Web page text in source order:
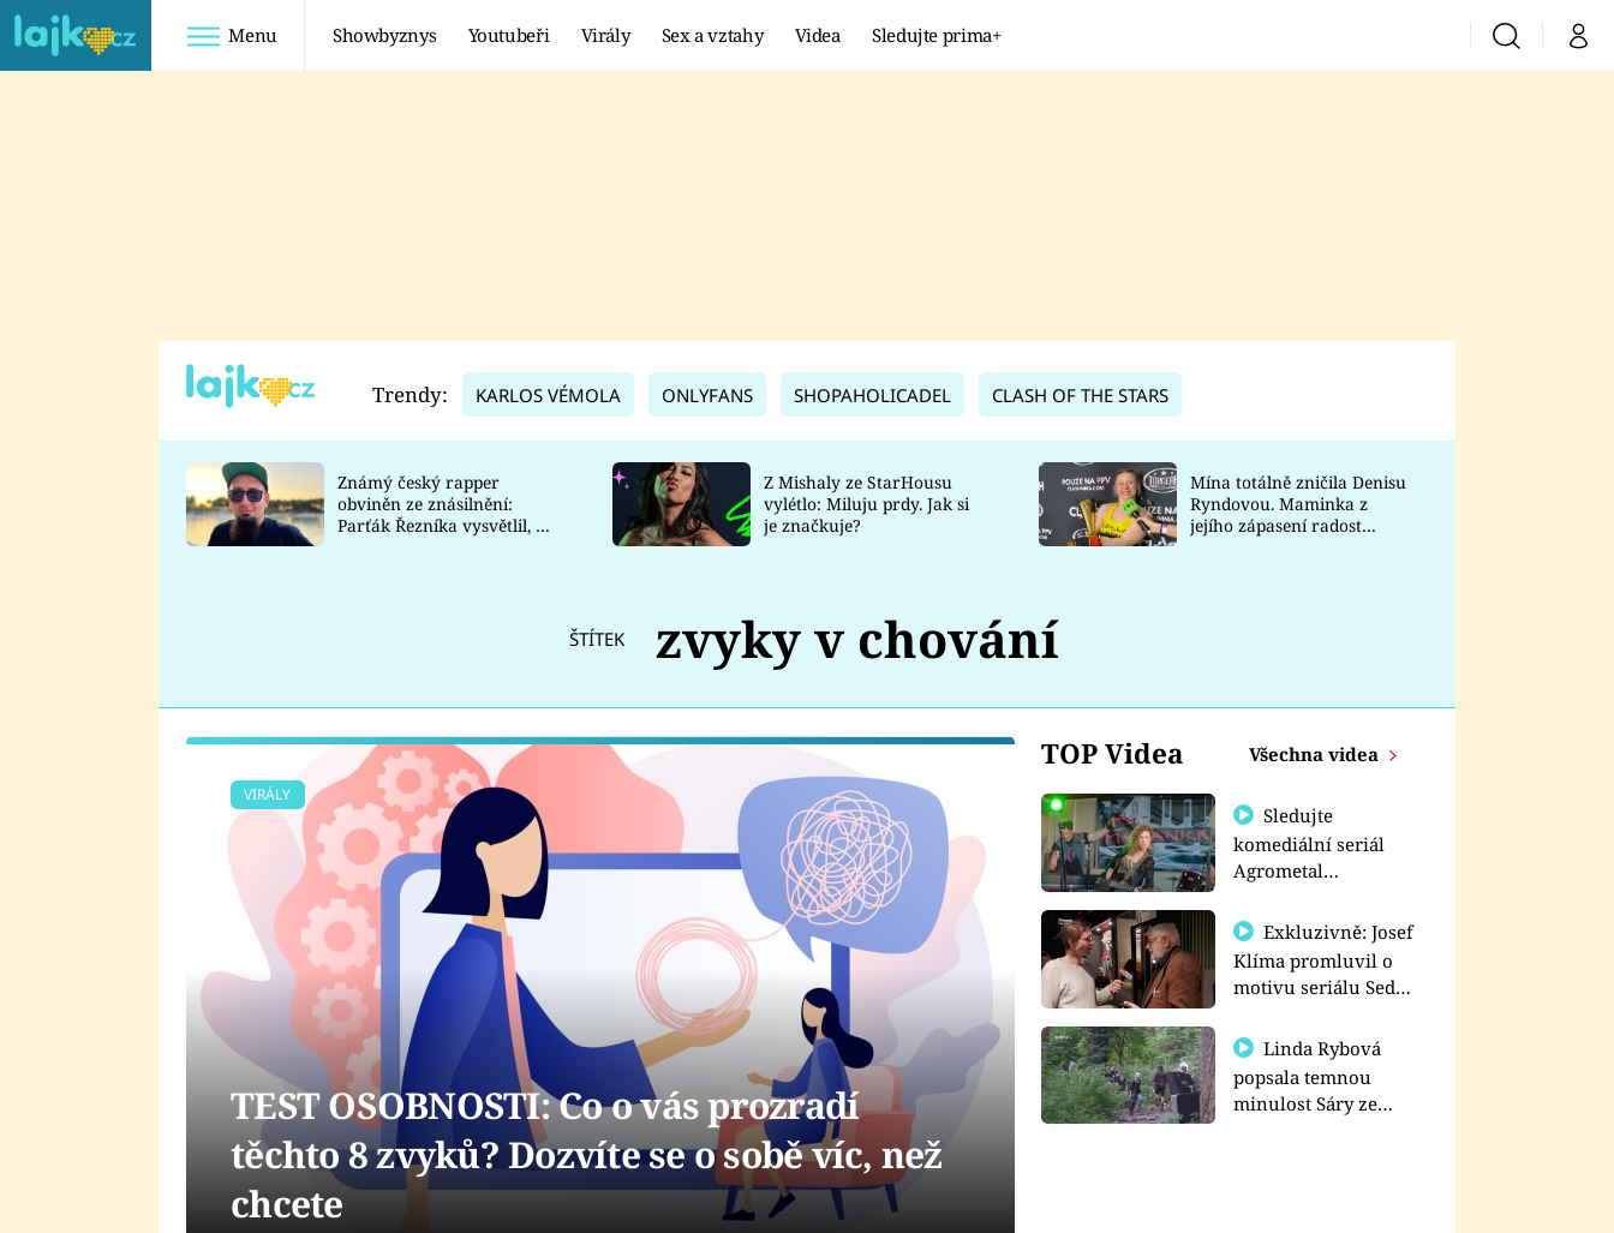
Menu Showbyznys Youtubeři Virály Sex a vztahy Videa Sledujte prima+ VyhledáváníMůj
TADEÁŠ KUBĚNKA
DATEL
Prima Lajk
Sledujte nás
Trendy: KARLOS VÉMOLA ONLYFANS SHOPAHOLICADEL CLASH OF THE STARS
Známý český rapper
obviněn ze znásilnění:
Parťák Řezníka vysvětlil, co
Z Mishaly ze StarHousu
vylétlo: Miluju prdy. Jak si
je značkuje?
Mína totálně zničila Denisu
Ryndovou. Maminka z
jejího zápasení radost
ŠTÍTEK zvyky v chování
TOP Videa Všechna videa
Sledujte
komediální seriál
Agrometal
prima+
Exkluzivně: Josef
Klíma promluvil o
motivu seriálu Sedm
Linda Rybová
popsala temnou
minulost Sáry ze
VIRÁLY
TEST OSOBNOSTI: Co o vás prozradí
těchto 8 zvyků? Dozvíte se o sobě víc, než
chcete